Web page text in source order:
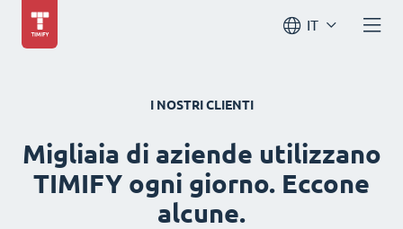
IT
I NOSTRI CLIENTI
Migliaia di aziende utilizzano
TIMIFY ogni giorno. Eccone
alcune.